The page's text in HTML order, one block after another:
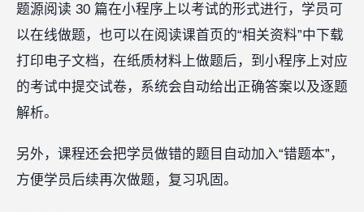
题源阅读 30 篇在小程序上以考试的形式进行，学员可
以在线做题，也可以在阅读课首页的“相关资料”中下载
打印电子文档，在纸质材料上做题后，到小程序上对应
的考试中提交试卷，系统会自动给出正确答案以及逐题
解析。‍‍‍‍‍‍‍‍‍‍‍‍‍‍‍
另外，课程还会把学员做错的题目自动加入“错题本”，
方便学员后续再次做题，复习巩固。